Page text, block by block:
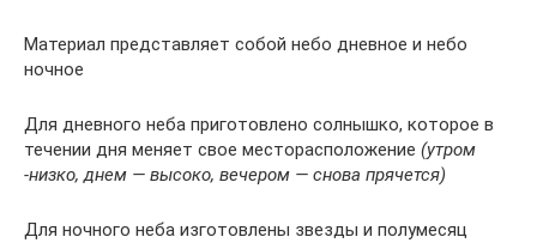
Материал представляет собой небо дневное и небо
ночное
Для дневного неба приготовлено солнышко, которое в
течении дня меняет свое месторасположение (утром
-низко, днем — высоко, вечером — снова прячется)
Для ночного неба изготовлены звезды и полумесяц